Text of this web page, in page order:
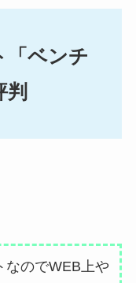
「ベンチ
判
なのでWEB上や